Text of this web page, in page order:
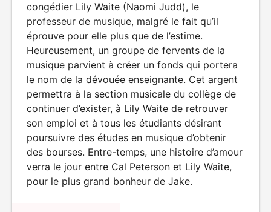
congédier Lily Waite (Naomi Judd), le
professeur de musique, malgré le fait qu’il
éprouve pour elle plus que de l’estime.
Heureusement, un groupe de fervents de la
musique parvient à créer un fonds qui portera
le nom de la dévouée enseignante. Cet argent
permettra à la section musicale du collège de
continuer d’exister, à Lily Waite de retrouver
son emploi et à tous les étudiants désirant
poursuivre des études en musique d’obtenir
des bourses. Entre-temps, une histoire d’amour
verra le jour entre Cal Peterson et Lily Waite,
pour le plus grand bonheur de Jake.